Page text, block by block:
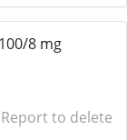
8 mg
Report to delete